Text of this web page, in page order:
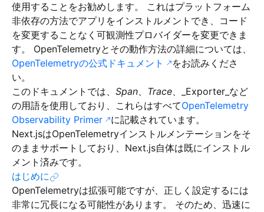
使用することをお勧めします。 これはプラットフォーム
非依存の方法でアプリをインストルメントでき、コード
を変更することなく可観測性プロバイダーを変更できま
す。 OpenTelemetryとその動作方法の詳細については、
OpenTelemetryの公式ドキュメント
をお読みくださ
い。
このドキュメントでは、 Span、 Trace、_Exporter_など
の用語を使用しており、これらはすべてOpenTelemetry
Observability Primer
に記載されています。
Next.jsはOpenTelemetryインストルメンテーションをそ
のままサポートしており、Next.js自体は既にインストル
メント済みです。
はじめに
OpenTelemetryは拡張可能ですが、正しく設定するには
非常に冗長になる可能性があります。 そのため、迅速に